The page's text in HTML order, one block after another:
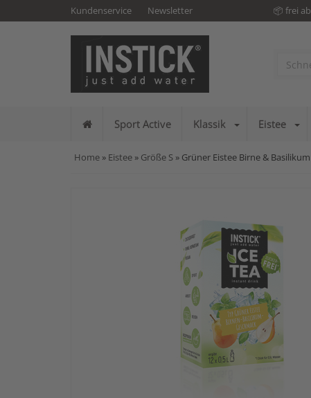
Kundenservice Newsletter 📦 frei
Sport Active Klassik Eistee
Home » Eistee » Größe S » Grüner Eistee Birne &